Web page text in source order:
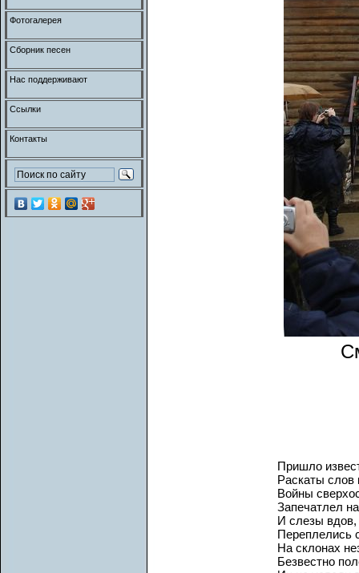
Пришло
Раскаты слов
Войны
Запечатлел
И слезы
Переплелись
На склонах
Безвестно
Фотогалерея
Сборник песен
Нас поддерживают
Ссылки
Контакты